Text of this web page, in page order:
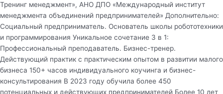
Тренинг менеджмент», АНО ДПО «Международный институт
менеджмента объединений предпринимателей» Дополнительно:
Социальный предприниматель. Основатель школы робототехники
и программирования Уникальное сочетание 3 в 1:
Профессиональный преподаватель. Бизнес-тренер.
Действующий практик с практическим опытом в развитии малого
бизнеса 150+ часов индивидуального коучинга и бизнес-
консультирования В 2023 году обучила более 450
потенциальных и действующих предпринимателей Более 10 лет